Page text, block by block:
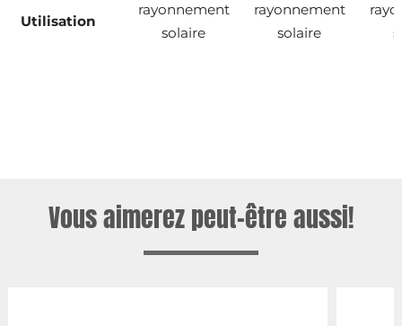
Utilisation
rayonnement
solaire
rayonnement
solaire
Vous aimerez peut-être aussi!